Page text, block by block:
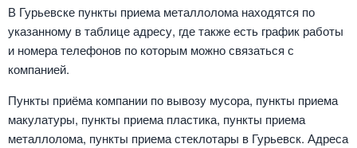
В Гурьевске пункты приема металлолома находятся по
указанному в таблице адресу, где также есть график работы
и номера телефонов по которым можно связаться с
компанией.
Пункты приёма компании по вывозу мусора, пункты приема
макулатуры, пункты приема пластика, пункты приема
металлолома, пункты приема стеклотары в Гурьевск. Адреса